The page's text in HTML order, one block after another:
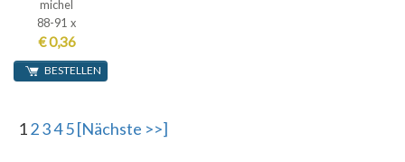
michel
88-91 x
€ 0,36
BESTELLEN
12345[Nächste >>]